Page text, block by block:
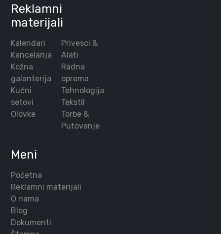
Reklamni
materijali
Kalendari
Kancelarija
Kožna
galanterija
Kućni
setovi
Olovke
Privesci &
Alati
Radna
oprema
Tehnologija
Tekstil
Torbe &
Putovanje
Meni
Početna
Reklamni materijali
O nama
Blog
Dokumenti